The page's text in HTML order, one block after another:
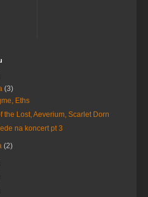
(3)
Eths
the Lost, Aeverium, Scarlet Dorn
na koncert pt 3
(2)